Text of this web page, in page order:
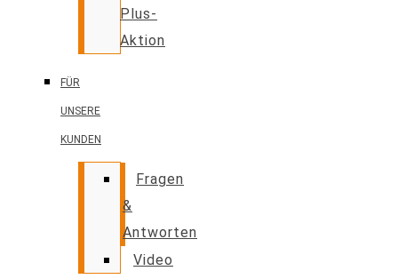
Plus-
Aktion
FÜR
UNSERE
KUNDEN
Fragen
&
Antworten
Video